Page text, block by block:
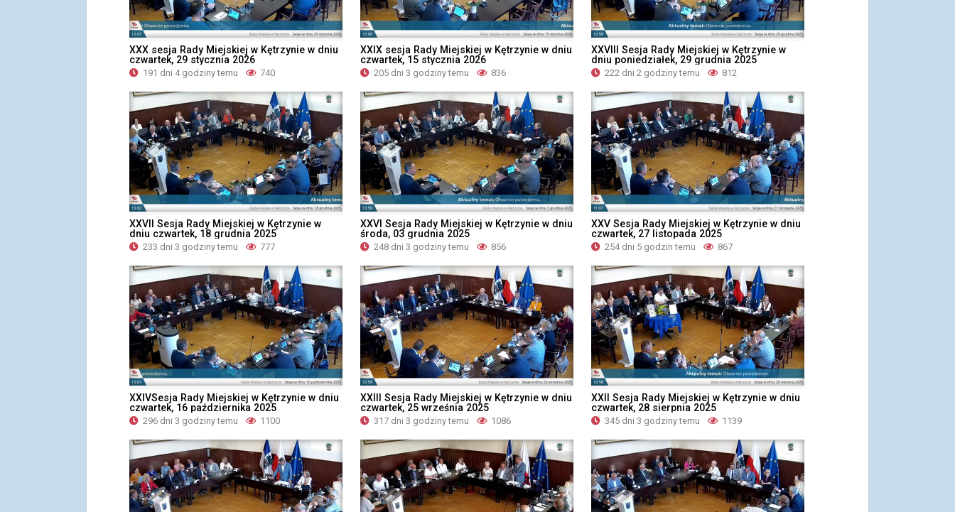
XXX sesja Rady Miejskiej w Kętrzynie w dniu
czwartek, 29 stycznia 2026
191 dni 4 godziny temu 740
XXIX sesja Rady Miejskiej w Kętrzynie w dniu
czwartek, 15 stycznia 2026
205 dni 3 godziny temu 836
XXVIII Sesja Rady Miejskiej w Kętrzynie w
dniu poniedziałek, 29 grudnia 2025
222 dni 2 godziny temu 812
XXVII Sesja Rady Miejskiej w Kętrzynie w
dniu czwartek, 18 grudnia 2025
233 dni 3 godziny temu 777
XXVI Sesja Rady Miejskiej w Kętrzynie w dniu
środa, 03 grudnia 2025
248 dni 3 godziny temu 856
XXV Sesja Rady Miejskiej w Kętrzynie w dniu
czwartek, 27 listopada 2025
254 dni 5 godzin temu 867
XXIVSesja Rady Miejskiej w Kętrzynie w dniu
czwartek, 16 października 2025
296 dni 3 godziny temu 1100
XXIII Sesja Rady Miejskiej w Kętrzynie w dniu
czwartek, 25 września 2025
317 dni 3 godziny temu 1086
XXII Sesja Rady Miejskiej w Kętrzynie w dniu
czwartek, 28 sierpnia 2025
345 dni 3 godziny temu 1139